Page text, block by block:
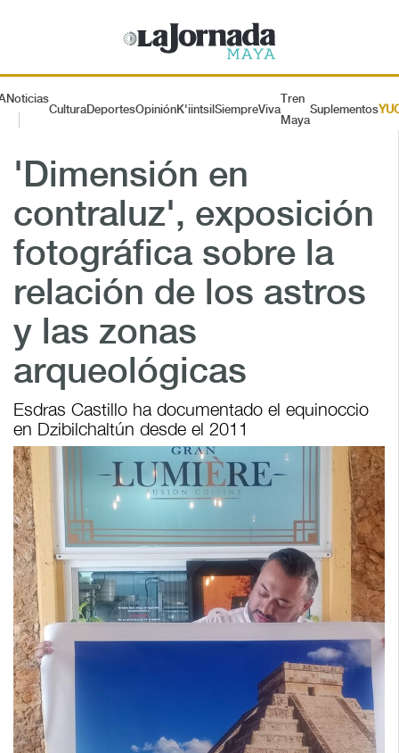
Noticias
CulturaDeportesOpiniónK'iintsil SiempreViva
Tren
Maya
Suplementos
'Dimensión en
contraluz', exposición
fotográfica sobre la
relación de los astros
y las zonas
arqueológicas
Esdras Castillo ha documentado el equinoccio
en Dzibilchaltún desde el 2011